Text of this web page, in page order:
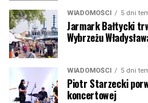
WIADOMOŚCI 5 dni
Jarmark Bałtycki
Wybrzeżu
WIADOMOŚCI 5 dni
Piotr Starzecki
koncertowej